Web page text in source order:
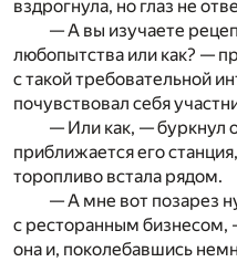
вздрогнула, но глаз не
— А вы изучаете
любопытства или как? —
с такой требовательной
почувствовал себя
— Или как, — буркнул
приближается его
торопливо встала рядом.
— А мне вот позарез
с ресторанным бизнесом,
она и, поколебавшись